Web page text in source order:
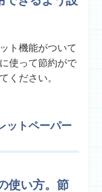
ト機能がついて
使って節約がで
ください。
ットペーパー
使い方。節